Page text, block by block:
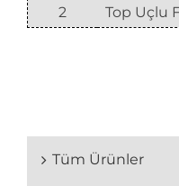
2
Top Uçlu
Tüm Ürünler